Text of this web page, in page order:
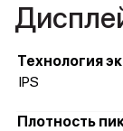
Технология
IPS
Плотность